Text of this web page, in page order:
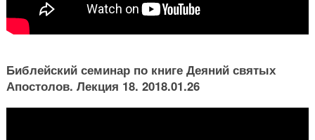
Библейский семинар по книге Деяний святых
Апостолов. Лекция 18. 2018.01.26